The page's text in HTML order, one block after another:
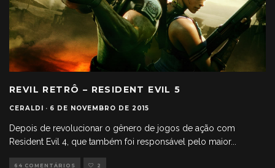
REVIL RETRÔ – RESIDENT EVIL 5
CERALDI · 6 DE NOVEMBRO DE 2015
Depois de revolucionar o gênero de jogos de ação com
Resident Evil 4, que também foi responsável pelo maior...
64 COMENTÁRIOS 2